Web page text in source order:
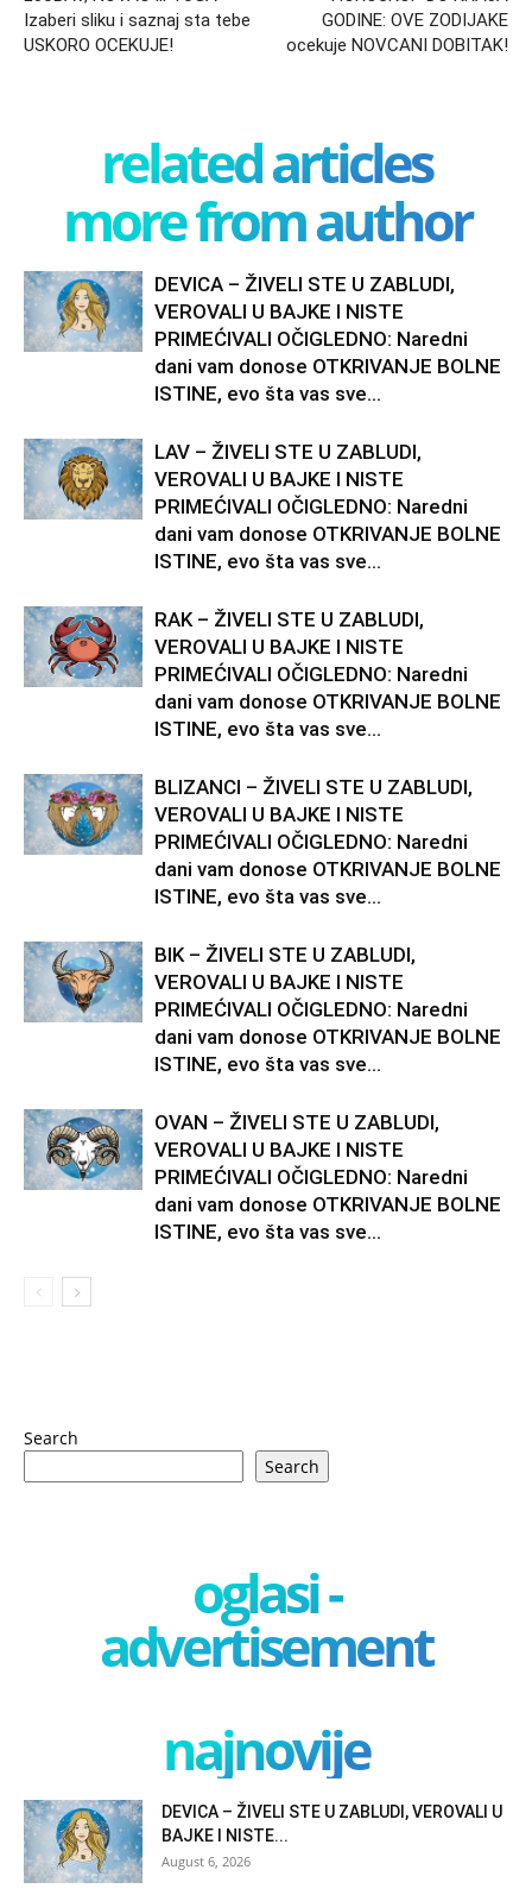
Izaberi sliku i saznaj sta tebe
USKORO OCEKUJE!
GODINE: OVE ZODIJAKE
ocekuje NOVCANI DOBITAK!
related articles
more from author
DEVICA – ŽIVELI STE U ZABLUDI,
VEROVALI U BAJKE I NISTE
PRIMEĆIVALI OČIGLEDNO: Naredni
dani vam donose OTKRIVANJE BOLNE
ISTINE, evo šta vas sve...
LAV – ŽIVELI STE U ZABLUDI,
VEROVALI U BAJKE I NISTE
PRIMEĆIVALI OČIGLEDNO: Naredni
dani vam donose OTKRIVANJE BOLNE
ISTINE, evo šta vas sve...
RAK – ŽIVELI STE U ZABLUDI,
VEROVALI U BAJKE I NISTE
PRIMEĆIVALI OČIGLEDNO: Naredni
dani vam donose OTKRIVANJE BOLNE
ISTINE, evo šta vas sve...
BLIZANCI – ŽIVELI STE U ZABLUDI,
VEROVALI U BAJKE I NISTE
PRIMEĆIVALI OČIGLEDNO: Naredni
dani vam donose OTKRIVANJE BOLNE
ISTINE, evo šta vas sve...
BIK – ŽIVELI STE U ZABLUDI,
VEROVALI U BAJKE I NISTE
PRIMEĆIVALI OČIGLEDNO: Naredni
dani vam donose OTKRIVANJE BOLNE
ISTINE, evo šta vas sve...
OVAN – ŽIVELI STE U ZABLUDI,
VEROVALI U BAJKE I NISTE
PRIMEĆIVALI OČIGLEDNO: Naredni
dani vam donose OTKRIVANJE BOLNE
ISTINE, evo šta vas sve...
Search
Search
oglasi -
advertisement
najnovije
DEVICA – ŽIVELI STE U ZABLUDI, VEROVALI U
BAJKE I NISTE...
August 6, 2026